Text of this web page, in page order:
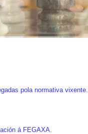
pola normativa vixente.
á FEGAXA.